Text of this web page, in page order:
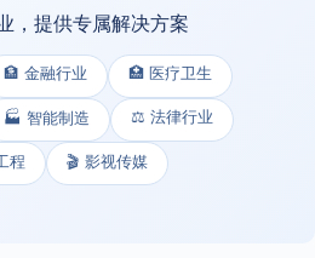
，提供专属解决方案
🏦 金融行业 🏥 医疗卫生
🏭 智能制造 ⚖️ 法律行业
程 🎬 影视传媒